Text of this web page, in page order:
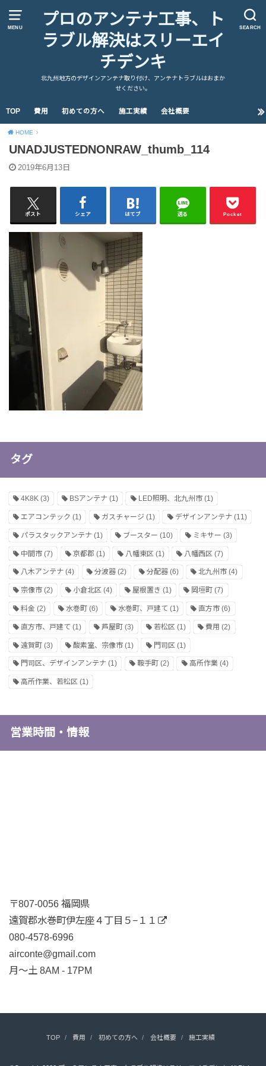
MENU SEARCH
プロのアンテナ工事、ト
ラブル解決はスリーエイ
チデンキ
北九州地方のデザインアンテナ取り付け、アンテナトラブルはおまか
せください。
TOP 費用 初めての方へ 施工実績 会社概要
HOME
UNADJUSTEDNONRAW_thumb_114
2019年6月13日
ポスト シェア はてブ 送る Pocket
タグ
4K8K (3) BSアンテナ(1) LED照明、北九州市(1)
エアコンテック (1) ガスチャージ (1) デザインアンテナ(11)
パラスタックアンテナ (1) ブースター (10) ミキサー (3)
中間市 (7) 京都郡 (1) 八幡東区 (1) 八幡西区 (7)
八木アンテナ (4) 分波器(2) 分配器(6) 北九州市 (4)
宗像市 (2) 小倉北区(4) 屋根置き (1) 岡垣町 (7)
料金 (2) 水巻町(6) 水巻町、戸建て (1) 直方市 (6)
直方市、戸建て (1) 芦屋町(3) 若松区 (1) 費用 (2)
遠賀町 (3) 酸素室、宗像市(1) 門司区 (1)
門司区、デザインアンテナ (1) 鞍手町(2) 高所作業(4)
高所作業、若松区 (1)
営業時間・情報
〒807-0056 福岡県
遠賀郡水巻町伊左座４丁目５−１１
080-4578-6996
airconte@gmail.com
月〜土 8AM - 17PM
TOP 費用 初めての方へ 会社概要 施工実績